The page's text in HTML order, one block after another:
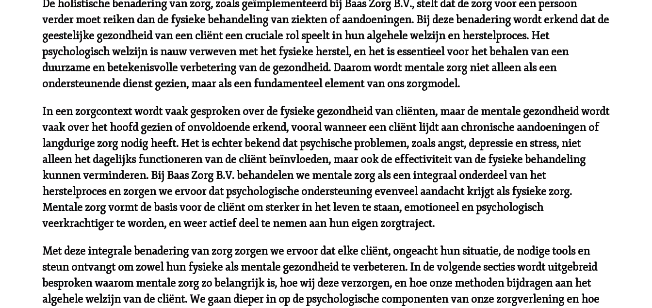
De holistische benadering van zorg, zoals geïmplementeerd bij Baas Zorg B.V., stelt dat de zorg voor een persoon
verder moet reiken dan de fysieke behandeling van ziekten of aandoeningen. Bij deze benadering wordt erkend dat de
geestelijke gezondheid van een cliënt een cruciale rol speelt in hun algehele welzijn en herstelproces. Het
psychologisch welzijn is nauw verweven met het fysieke herstel, en het is essentieel voor het behalen van een
duurzame en betekenisvolle verbetering van de gezondheid. Daarom wordt mentale zorg niet alleen als een
ondersteunende dienst gezien, maar als een fundamenteel element van ons zorgmodel.
In een zorgcontext wordt vaak gesproken over de fysieke gezondheid van cliënten, maar de mentale gezondheid wordt
vaak over het hoofd gezien of onvoldoende erkend, vooral wanneer een cliënt lijdt aan chronische aandoeningen of
langdurige zorg nodig heeft. Het is echter bekend dat psychische problemen, zoals angst, depressie en stress, niet
alleen het dagelijks functioneren van de cliënt beïnvloeden, maar ook de effectiviteit van de fysieke behandeling
kunnen verminderen. Bij Baas Zorg B.V.behandelen we mentale zorg als een integraal onderdeel van het
herstelproces en zorgen we ervoor dat psychologische ondersteuning evenveel aandacht krijgt als fysieke zorg.
Mentale zorg vormt de basis voor de cliënt om sterker in het leven te staan, emotioneel en psychologisch
veerkrachtiger te worden, en weer actief deel te nemen aan hun eigen zorgtraject.
Met deze integrale benadering van zorg zorgen we ervoor dat elke cliënt, ongeacht hun situatie, de nodige tools en
steun ontvangt om zowel hun fysieke als mentale gezondheid te verbeteren. In de volgende secties wordt uitgebreid
besproken waarom mentale zorg zo belangrijk is, hoe wij deze verzorgen, en hoe onze methoden bijdragen aan het
algehele welzijn van de cliënt. We gaan dieper in op de psychologische componenten van onze zorgverlening en hoe